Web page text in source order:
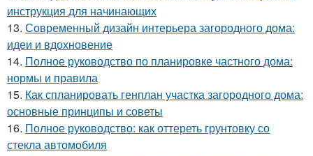
инструкция для начинающих
13. Современный дизайн интерьера загородного дома:
идеи и вдохновение
14. Полное руководство по планировке частного дома:
нормы и правила
15. Как спланировать генплан участка загородного дома:
основные принципы и советы
16. Полное руководство: как оттереть грунтовку со
стекла автомобиля